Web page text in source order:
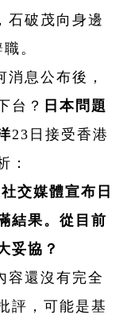
石破茂向身邊
。
息公布後，
台？ 日本問題
23日接受香港
：
交媒體宣布日
結果。從目前
妥協？
容還沒有完全
評，可能是基